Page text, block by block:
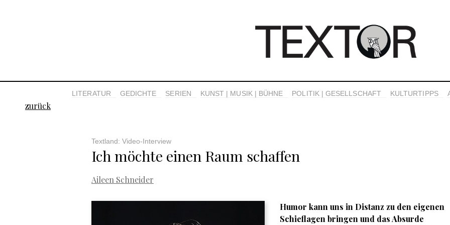
LITERATUR GEDICHTE SERIEN KUNST | MUSIK | BÜHNE POLITIK | GESELLSCHAFT KULTURTIPPS
zurück
Textland: Video-Interview
Ich möchte einen Raum schaffen
Aileen Schneider
Humor kann uns in Distanz zu den eigenen
Schieflagen bringen und das Absurde